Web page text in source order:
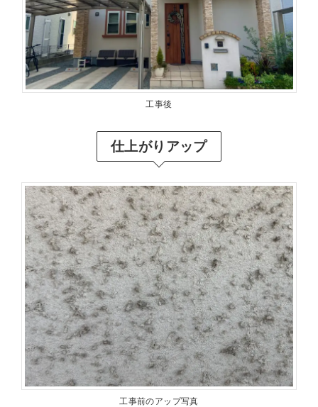
工事後
仕上がりアップ
工事前のアップ写真